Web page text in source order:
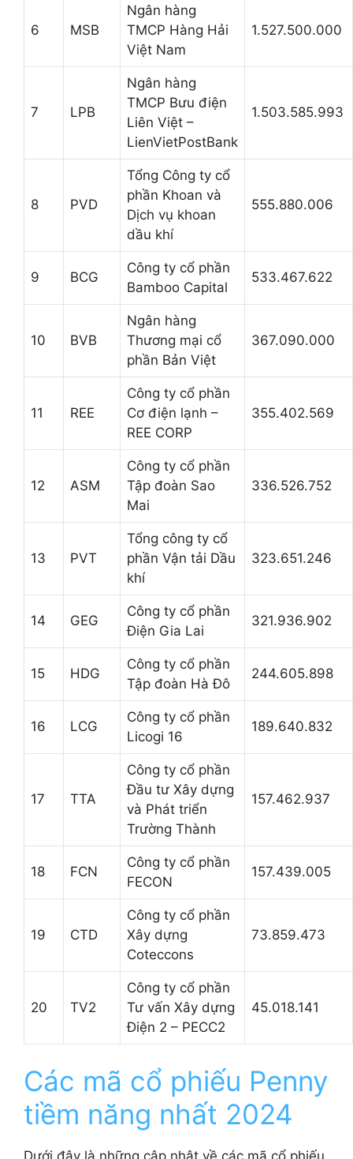
6 MSB
Ngân hàng
TMCP Hàng Hải
Việt Nam
1.527.500.000
7 LPB
Ngân hàng
TMCP Bưu điện
Liên Việt –
LienVietPostBank
1.503.585.993
8 PVD
Tổng Công ty cổ
phần Khoan và
Dịch vụ khoan
dầu khí
555.880.006
9 BCG
Công ty cổ phần
Bamboo Capital
533.467.622
10 BVB
Ngân hàng
Thương mại cổ
phần Bản Việt
367.090.000
11 REE
Công ty cổ phần
Cơ điện lạnh –
REE CORP
355.402.569
12 ASM
Công ty cổ phần
Tập đoàn Sao
Mai
336.526.752
13 PVT
Tổng công ty cổ
phần Vận tải Dầu
khí
323.651.246
14 GEG
Công ty cổ phần
Điện Gia Lai
321.936.902
15 HDG
Công ty cổ phần
Tập đoàn Hà Đô
244.605.898
16 LCG
Công ty cổ phần
Licogi 16
189.640.832
17 TTA
Công ty cổ phần
Đầu tư Xây dựng
và Phát triển
Trường Thành
157.462.937
18 FCN
Công ty cổ phần
FECON
157.439.005
19 CTD
Công ty cổ phần
Xây dựng
Coteccons
73.859.473
20 TV2
Công ty cổ phần
Tư vấn Xây dựng
Điện 2 – PECC2
45.018.141
Các mã cổ phiếu Penny
tiềm năng nhất 2024
Dưới đây là những cập nhật về các mã cổ phiếu